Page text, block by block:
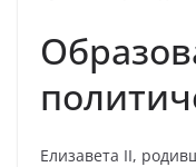
Елизавета II,